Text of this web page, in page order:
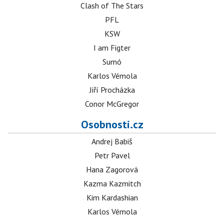
Clash of The Stars
PFL
KSW
I am Figter
Sumó
Karlos Vémola
Jiří Procházka
Conor McGregor
Osobnosti.cz
Andrej Babiš
Petr Pavel
Hana Zagorová
Kazma Kazmitch
Kim Kardashian
Karlos Vémola